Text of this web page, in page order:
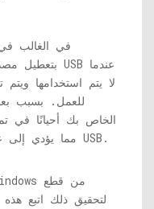
في الغالب في
لا يتم استخدامها ويتم
للعمل. بسبب
الخاص بك أحيانًا في
وحدات تحكم USB مما يؤدي إلى عدم عمل منافذ USB.